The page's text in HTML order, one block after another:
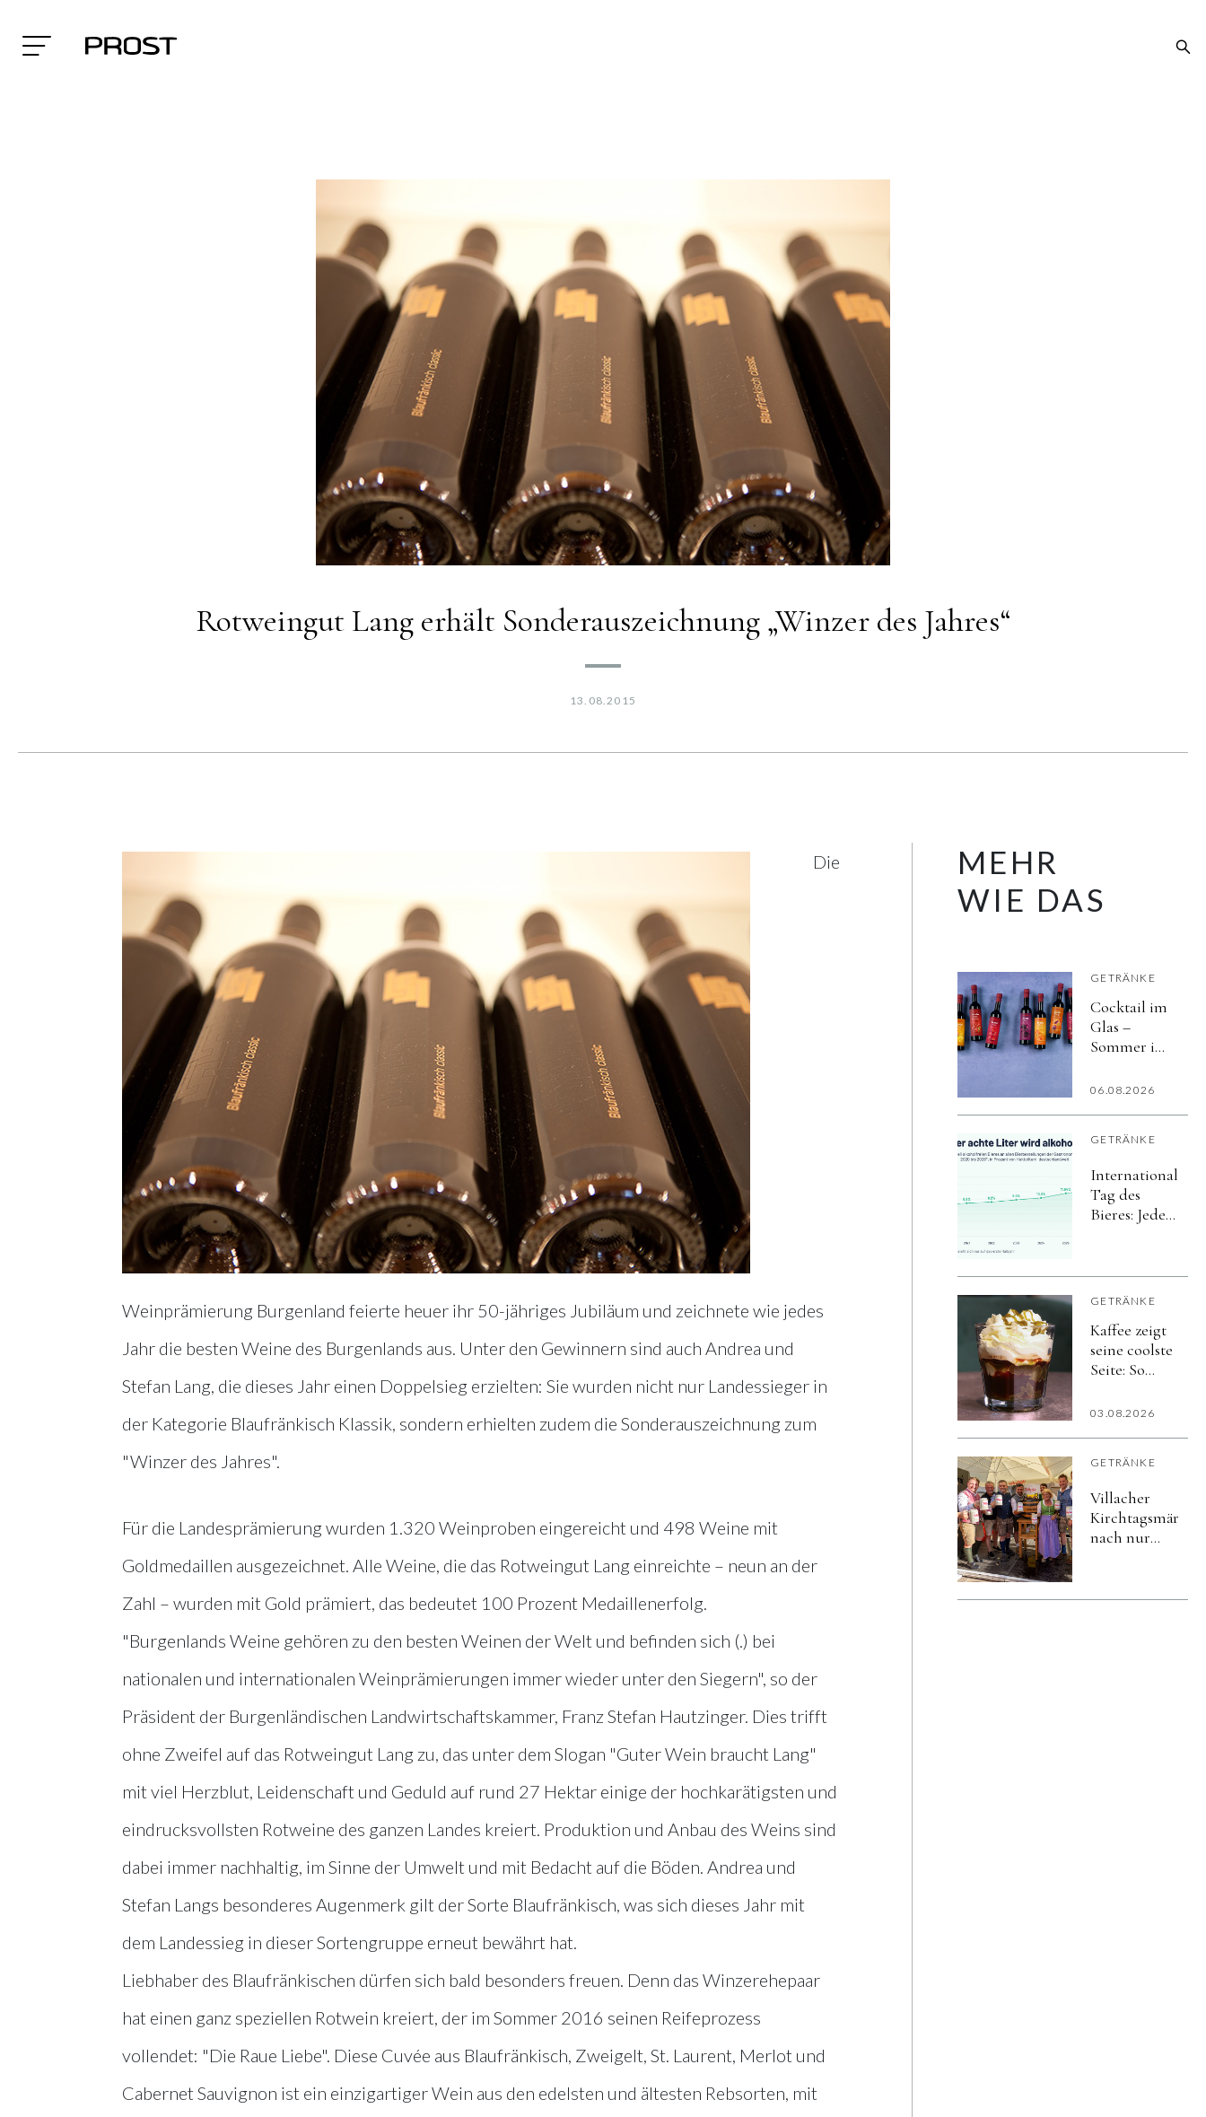
Rotweingut Lang erhält Sonderauszeichnung „Winzer des Jahres“
13.08.2015
Die
Weinprämierung Burgenland feierte heuer ihr 50-jähriges Jubiläum und zeichnete wie jedes
Jahr die besten Weine des Burgenlands aus. Unter den Gewinnern sind auch Andrea und
Stefan Lang, die dieses Jahr einen Doppelsieg erzielten: Sie wurden nicht nur Landessieger in
der Kategorie Blaufränkisch Klassik, sondern erhielten zudem die Sonderauszeichnung zum
"Winzer des Jahres".
Für die Landesprämierung wurden 1.320 Weinproben eingereicht und 498 Weine mit
Goldmedaillen ausgezeichnet. Alle Weine, die das Rotweingut Lang einreichte – neun an der
Zahl – wurden mit Gold prämiert, das bedeutet 100 Prozent Medaillenerfolg.
"Burgenlands Weine gehören zu den besten Weinen der Welt und befinden sich (.) bei
nationalen und internationalen Weinprämierungen immer wieder unter den Siegern", so der
Präsident der Burgenländischen Landwirtschaftskammer, Franz Stefan Hautzinger. Dies trifft
ohne Zweifel auf das Rotweingut Lang zu, das unter dem Slogan "Guter Wein braucht Lang"
mit viel Herzblut, Leidenschaft und Geduld auf rund 27 Hektar einige der hochkarätigsten und
eindrucksvollsten Rotweine des ganzen Landes kreiert. Produktion und Anbau des Weins sind
dabei immer nachhaltig, im Sinne der Umwelt und mit Bedacht auf die Böden. Andrea und
Stefan Langs besonderes Augenmerk gilt der Sorte Blaufränkisch, was sich dieses Jahr mit
dem Landessieg in dieser Sortengruppe erneut bewährt hat.
Liebhaber des Blaufränkischen dürfen sich bald besonders freuen. Denn das Winzerehepaar
hat einen ganz speziellen Rotwein kreiert, der im Sommer 2016 seinen Reifeprozess
vollendet: "Die Raue Liebe". Diese Cuvée aus Blaufränkisch, Zweigelt, St. Laurent, Merlot und
Cabernet Sauvignon ist ein einzigartiger Wein aus den edelsten und ältesten Rebsorten, mit
MEHR
WIE DAS
GETRÄNKE
Cocktail im
Glas –
Sommer im
06.08.2026
GETRÄNKE
Internationaler
Tag des
Bieres: Jeder
Gastro wird
alkoholfrei
GETRÄNKE
Kaffee zeigt
seine coolste
Seite: So
schmeckt
03.08.2026
GETRÄNKE
Villacher
Kirchtagsmärzen
nach nur